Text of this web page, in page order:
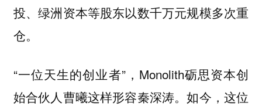
投、绿洲资本等股东以数千万元规模多次重
仓。
“一位天生的创业者”，Monolith砺思资本创
始合伙人曹曦这样形容秦深涛。如今，这位